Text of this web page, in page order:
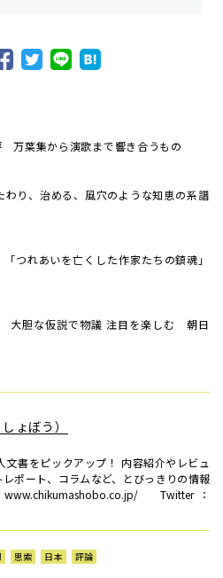
万葉集から演歌まで響き合うもの
り、治める、風穴のような知恵の系譜――
つれあいを亡くした作家たちの鎮魂」
大胆な仮説で物議 注目を楽しむ 朝日
ょぼう）
書をピックアップ！ 内容紹介やレビュ
ポート、コラムなど、とびっきりの情報
Twitter：
思索 日本 評論